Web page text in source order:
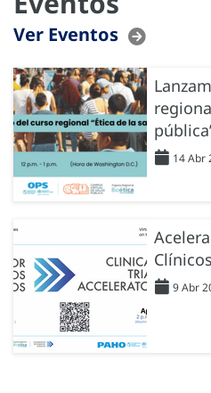
Ver Eventos
14 Abr
9 Abr